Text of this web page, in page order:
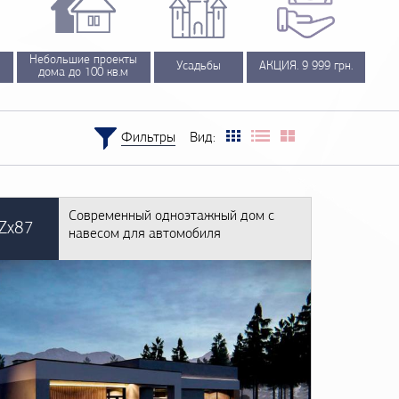
Небольшие проекты
дома до 100 кв.м
Усадьбы АКЦИЯ. 9 999 грн.
грн.
Подобрать проект
Вид:
Фильтры
Современный одноэтажный дом с
навесом для автомобиля